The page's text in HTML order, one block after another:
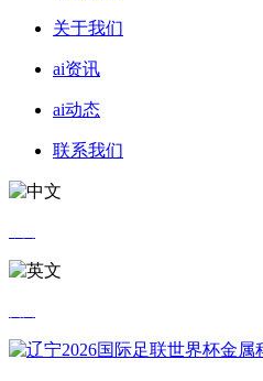
关于我们
ai资讯
ai动态
联系我们